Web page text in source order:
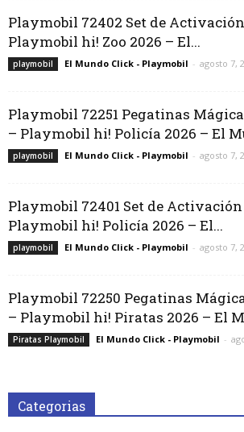
Playmobil 72402 Set de Activación
Playmobil hi! Zoo 2026 – El...
playmobil El Mundo Click - Playmobil - agosto 7,
Playmobil 72251 Pegatinas
– Playmobil hi! Policía 2026 – El
playmobil El Mundo Click - Playmobil - agosto 7,
Playmobil 72401 Set de
Playmobil hi! Policía 2026 – El...
playmobil El Mundo Click - Playmobil - agosto 7,
Playmobil 72250 Pegatinas
– Playmobil hi! Piratas 2026 – El
Piratas Playmobil El Mundo Click - Playmobil -
Categorias